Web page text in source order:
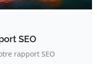
SEO
rapport SEO